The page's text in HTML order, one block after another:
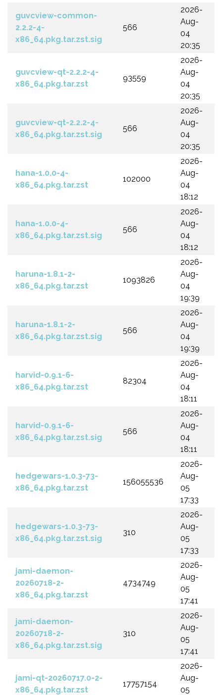
guvcview-common-
2.2.2-4-
x86_64.pkg.tar.zst.sig
566
2026-
Aug-
04
20:35
guvcview-qt-2.2.2-4-
x86_64.pkg.tar.zst
93559
2026-
Aug-
04
20:35
guvcview-qt-2.2.2-4-
x86_64.pkg.tar.zst.sig
566
2026-
Aug-
04
20:35
hana-1.0.0-4-
x86_64.pkg.tar.zst
102000
2026-
Aug-
04
18:12
hana-1.0.0-4-
x86_64.pkg.tar.zst.sig
566
2026-
Aug-
04
18:12
haruna-1.8.1-2-
x86_64.pkg.tar.zst
1093826
2026-
Aug-
04
19:39
haruna-1.8.1-2-
x86_64.pkg.tar.zst.sig
566
2026-
Aug-
04
19:39
harvid-0.9.1-6-
x86_64.pkg.tar.zst
82304
2026-
Aug-
04
18:11
harvid-0.9.1-6-
x86_64.pkg.tar.zst.sig
566
2026-
Aug-
04
18:11
hedgewars-1.0.3-73-
x86_64.pkg.tar.zst
156055536
2026-
Aug-
05
17:33
hedgewars-1.0.3-73-
x86_64.pkg.tar.zst.sig
310
2026-
Aug-
05
17:33
jami-daemon-
20260718-2-
x86_64.pkg.tar.zst
4734749
2026-
Aug-
05
17:41
jami-daemon-
20260718-2-
x86_64.pkg.tar.zst.sig
310
2026-
Aug-
05
17:41
jami-qt-20260717.0-2-
x86_64.pkg.tar.zst
17757154
2026-
Aug-
05